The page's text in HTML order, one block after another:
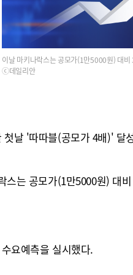
이날 마키나락스는 공모가(1만5000원) 대
ⓒ데일리안
날 '따따블(공모가 4배)' 달
는 공모가(1만5000원) 대
요예측을 실시했다.